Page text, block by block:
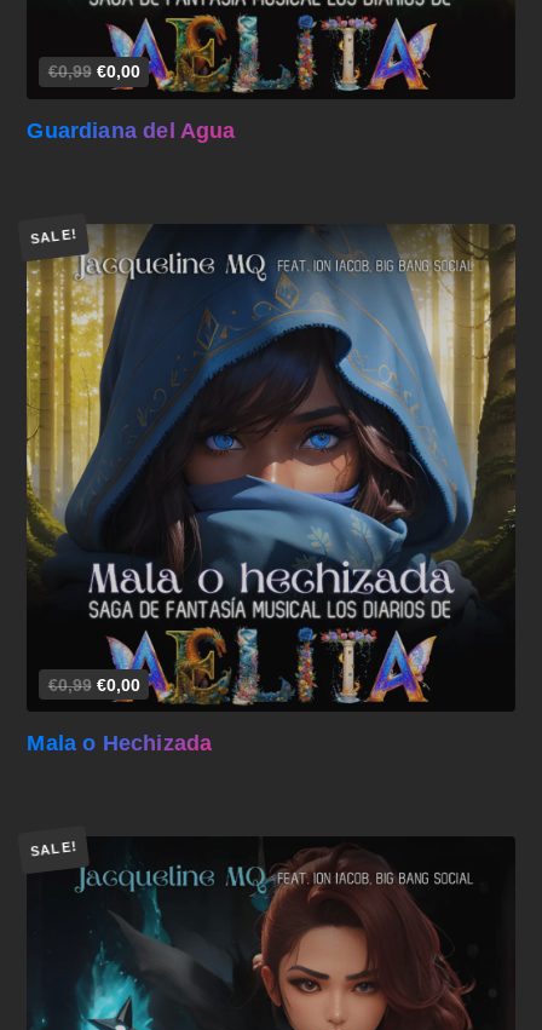
€0,99 €0,00
Guardiana del Agua
SALE!
€0,99 €0,00
Añadir al carrito
Mala o Hechizada
SALE!